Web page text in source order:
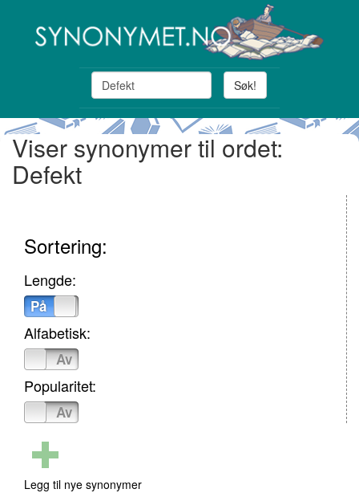
Søk!
Viser synonymer til ordet:
Defekt
Sortering:
Lengde:
På
Alfabetisk:
Av
Popularitet:
Av
Legg til nye synonymer